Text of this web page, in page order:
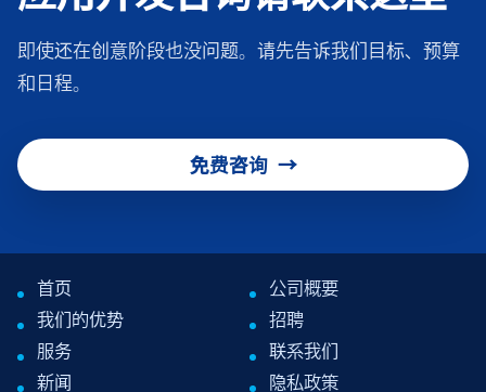
即使还在创意阶段也没问题。请先告诉我们目标、预算
和日程。
免费咨询
首页
我们的优势
服务
新闻
公司概要
招聘
联系我们
隐私政策